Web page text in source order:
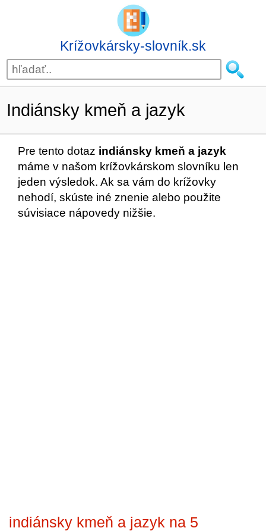
Krížovkársky-slovník.sk
Indiánsky kmeň a jazyk
Pre tento dotaz indiánsky kmeň a jazyk
máme v našom krížovkárskom slovníku len
jeden výsledok. Ak sa vám do krížovky
nehodí, skúste iné znenie alebo použite
súvisiace nápovedy nižšie.
indiánsky kmeň a jazyk na 5